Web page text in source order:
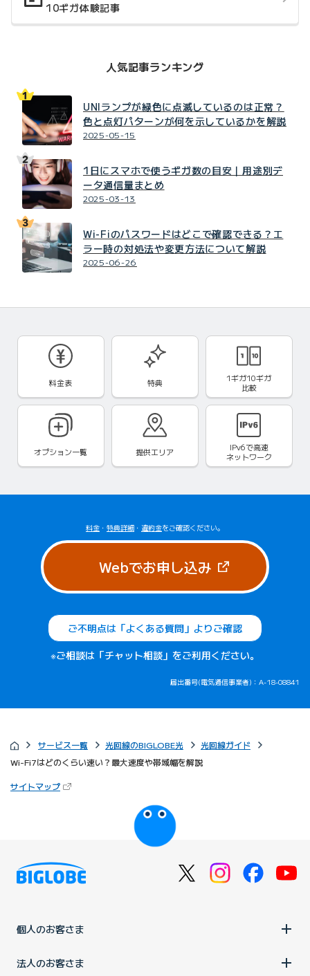
10ギガ体験記事
人気記事ランキング
UNIランプが緑色に点滅しているのは正常？
色と点灯パターンが何を示しているかを解説
2025-05-15
1日にスマホで使うギガ数の目安｜用途別デ
ータ通信量まとめ
2025-03-13
Wi-Fiのパスワードはどこで確認できる？エ
ラー時の対処法や変更方法について解説
2025-06-26
料金表 特典
1ギガ10ギガ
比較
オプション一覧 提供エリア IPv6で高速
ネットワーク
料金 ・ 特典詳細 ・ 違約金をご確認ください。
Webでお申し込み（新しいタブ
ご不明点は「よくある質問」よりご確認
※ご相談は「チャット相談」をご利用ください。
届出番号(電気通信事業者)：A-18-08841
サービス一覧 光回線のBIGLOBE光
光回線ガイド
Wi-Fi7はどのくらい速い？最大速度や帯域幅を解説
サイトマップ（新しいタブで開きます）
びっぷるのページ
個人のお客さま
法人のお客さま